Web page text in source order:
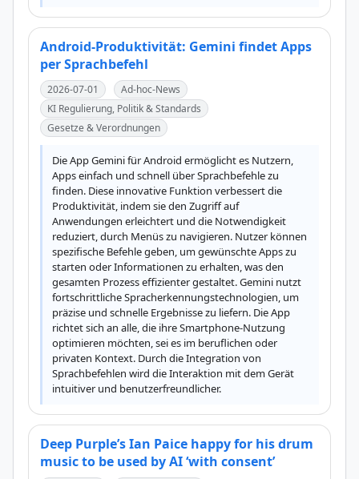
Android-Produktivität: Gemini findet Apps
per Sprachbefehl
2026-07-01
Ad-hoc-News
KI Regulierung, Politik & Standards
Gesetze & Verordnungen
Die App Gemini für Android ermöglicht es Nutzern,
Apps einfach und schnell über Sprachbefehle zu
finden. Diese innovative Funktion verbessert die
Produktivität, indem sie den Zugriff auf
Anwendungen erleichtert und die Notwendigkeit
reduziert, durch Menüs zu navigieren. Nutzer können
spezifische Befehle geben, um gewünschte Apps zu
starten oder Informationen zu erhalten, was den
gesamten Prozess effizienter gestaltet. Gemini nutzt
fortschrittliche Spracherkennungstechnologien, um
präzise und schnelle Ergebnisse zu liefern. Die App
richtet sich an alle, die ihre Smartphone-Nutzung
optimieren möchten, sei es im beruflichen oder
privaten Kontext. Durch die Integration von
Sprachbefehlen wird die Interaktion mit dem Gerät
intuitiver und benutzerfreundlicher.
Deep Purple’s Ian Paice happy for his drum
music to be used by AI ‘with consent’